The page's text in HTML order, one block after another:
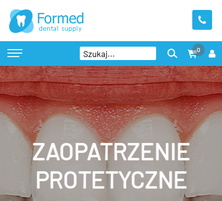
0
ZAOPATRZENIE
PROTETYCZNE